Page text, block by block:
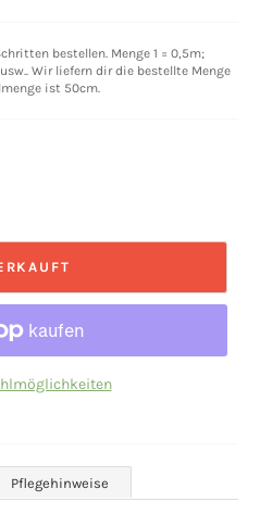
bestellen. Menge 1 = 0,5m;
Wir liefern dir die bestellte Menge
ist 50cm.
Pflegehinweise